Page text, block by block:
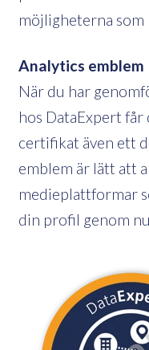
möjligheterna
Analytics emblem
När du har
hos DataExpert
certifikat även ett
emblem är lätt att
medieplattformar
din profil genom